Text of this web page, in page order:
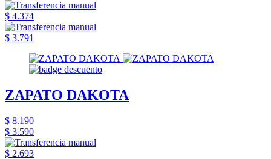
$ 4.374
$ 3.791
ZAPATO DAKOTA
$ 8.190
$ 3.590
$ 2.693